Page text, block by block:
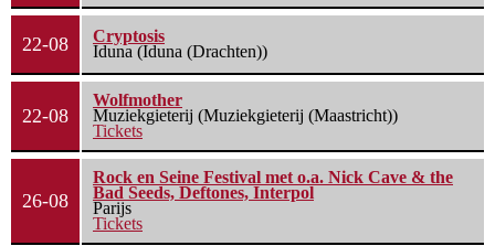
22-08
Cryptosis
Iduna (Iduna (Drachten))
22-08
Wolfmother
Muziekgieterij (Muziekgieterij (Maastricht))
Tickets
26-08
Rock en Seine Festival met o.a. Nick Cave & the
Bad Seeds, Deftones, Interpol
Parijs
Tickets